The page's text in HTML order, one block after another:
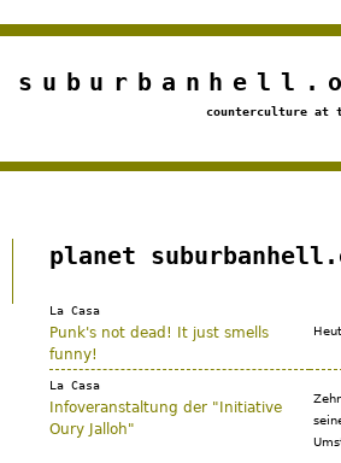
Jump to navigation
counterculture at
planet
La Casa
Punk's not dead! It just smells
funny!
La Casa
Infoveranstaltung der "Initiative
Oury Jalloh"